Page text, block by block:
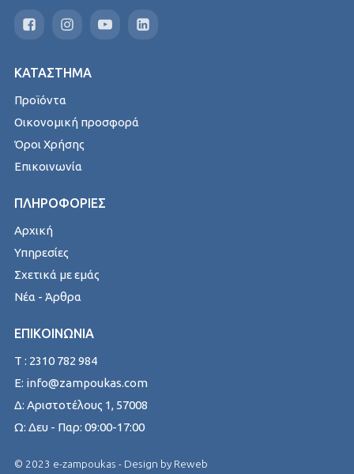
ΚΑΤΑΣΤΗΜΑ
Προϊόντα
Οικονομική προσφορά
Όροι Χρήσης
Επικοινωνία
ΠΛΗΡΟΦΟΡΙΕΣ
Αρχική
Υπηρεσίες
Σχετικά με εμάς
Νέα - Άρθρα
ΕΠΙΚΟΙΝΩΝΙΑ
T : 2310 782 984
E: info@zampoukas.com
Δ: Αριστοτέλους 1, 57008
Ω: Δευ - Παρ: 09:00-17:00
© 2023 e-zampoukas - Design by Reweb